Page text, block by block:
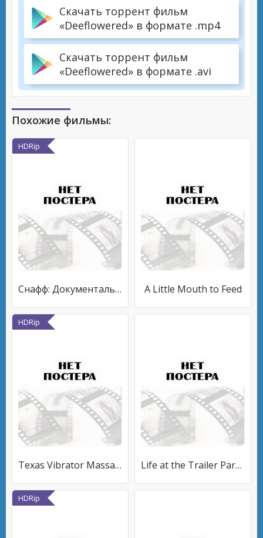
Скачать торрент фильм
«Deeflowered» в формате .mp4
Скачать торрент фильм
«Deeflowered» в формате .avi
Похожие фильмы:
HDRip
Снафф: Документальный фильм об убийствах на камеру A Little Mouth to Feed
HDRip
Texas Vibrator Massacre Life at the Trailer Park of Terror
HDRip